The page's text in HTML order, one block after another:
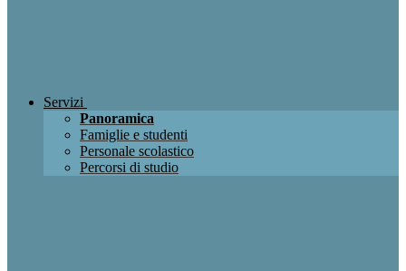
Servizi
Panoramica
Famiglie e studenti
Personale scolastico
Percorsi di studio